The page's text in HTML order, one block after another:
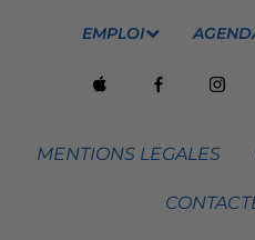
EMPLOI
MENTIONS LEGALES